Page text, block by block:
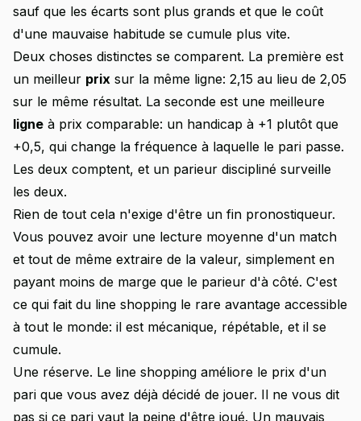
sauf que les écarts sont plus grands et que le coût
d'une mauvaise habitude se cumule plus vite.
Deux choses distinctes se comparent. La première est
un meilleur prix sur la même ligne: 2,15 au lieu de 2,05
sur le même résultat. La seconde est une meilleure
ligne à prix comparable: un handicap à +1 plutôt que
+0,5, qui change la fréquence à laquelle le pari passe.
Les deux comptent, et un parieur discipliné surveille
les deux.
Rien de tout cela n'exige d'être un fin pronostiqueur.
Vous pouvez avoir une lecture moyenne d'un match
et tout de même extraire de la valeur, simplement en
payant moins de marge que le parieur d'à côté. C'est
ce qui fait du line shopping le rare avantage accessible
à tout le monde: il est mécanique, répétable, et il se
cumule.
Une réserve. Le line shopping améliore le prix d'un
pari que vous avez déjà décidé de jouer. Il ne vous dit
pas si ce pari vaut la peine d'être joué. Un mauvais